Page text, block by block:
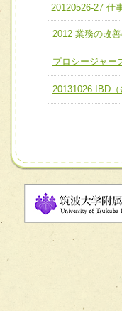
ユニット２
ユニット
他職種の視
宅患者等
チーム03【
チーム04
チーム05
チーム08
チーム】
チーム09
ム】
チーム10
20120526-27 仕
2012 業務の改
プロシージャ
20131026 IBD